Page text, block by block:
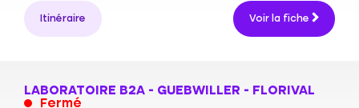
Itinéraire Voir la fiche
LABORATOIRE B2A - GUEBWILLER - FLORIVAL
Fermé